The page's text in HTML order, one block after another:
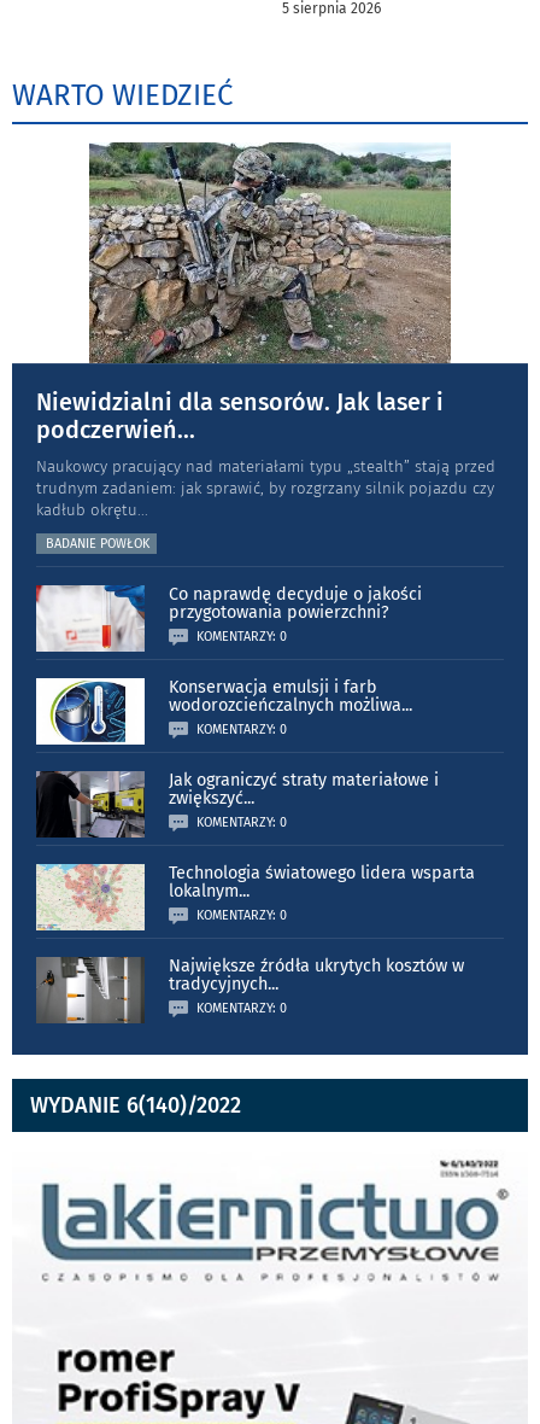
5 sierpnia 2026
WARTO WIEDZIEĆ
Niewidzialni dla sensorów. Jak laser i
podczerwień...
Naukowcy pracujący nad materiałami typu „stea­lth” stają przed
trudnym zadaniem: jak sprawić, by rozgrzany silnik pojazdu czy
kadłub okrętu...
BADANIE POWŁOK
Co naprawdę decyduje o jakości
przygotowania powierzchni?
KOMENTARZY: 0
Konserwacja emulsji i farb
wodorozcieńczalnych możliwa...
KOMENTARZY: 0
Jak ograniczyć straty materiałowe i
zwiększyć...
KOMENTARZY: 0
Technologia światowego lidera wsparta
lokalnym...
KOMENTARZY: 0
Największe źródła ukrytych kosztów w
tradycyjnych...
KOMENTARZY: 0
WYDANIE 6(140)/2022